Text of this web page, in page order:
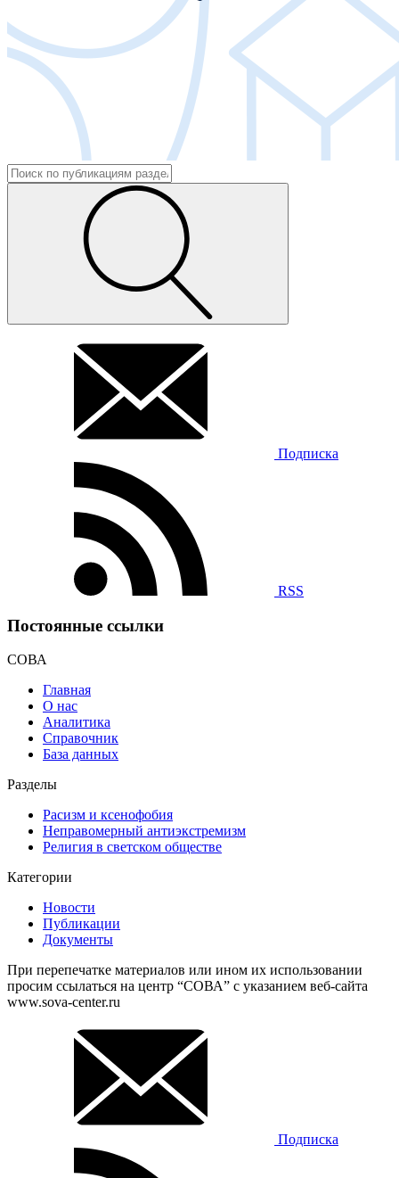
Подписка
RSS
Постоянные ссылки
СОВА
Главная
О нас
Аналитика
Справочник
База данных
Разделы
Расизм и ксенофобия
Неправомерный антиэкстремизм
Религия в светском обществе
Категории
Новости
Публикации
Документы
При перепечатке материалов или ином их использовании
просим ссылаться на центр “СОВА” с указанием веб-сайта
www.sova-center.ru
Подписка